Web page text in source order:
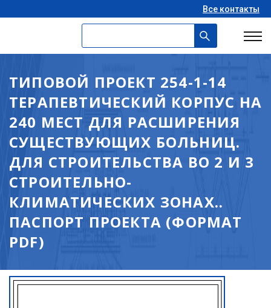
Все контакты
ТИПОВОЙ ПРОЕКТ 254-1-14
ТЕРАПЕВТИЧЕСКИЙ КОРПУС НА
240 МЕСТ ДЛЯ РАСШИРЕНИЯ
СУЩЕСТВУЮЩИХ БОЛЬНИЦ.
ДЛЯ СТРОИТЕЛЬСТВА ВО 2 И 3
СТРОИТЕЛЬНО-
КЛИМАТИЧЕСКИХ ЗОНАХ..
ПАСПОРТ ПРОЕКТА (ФОРМАТ
PDF)